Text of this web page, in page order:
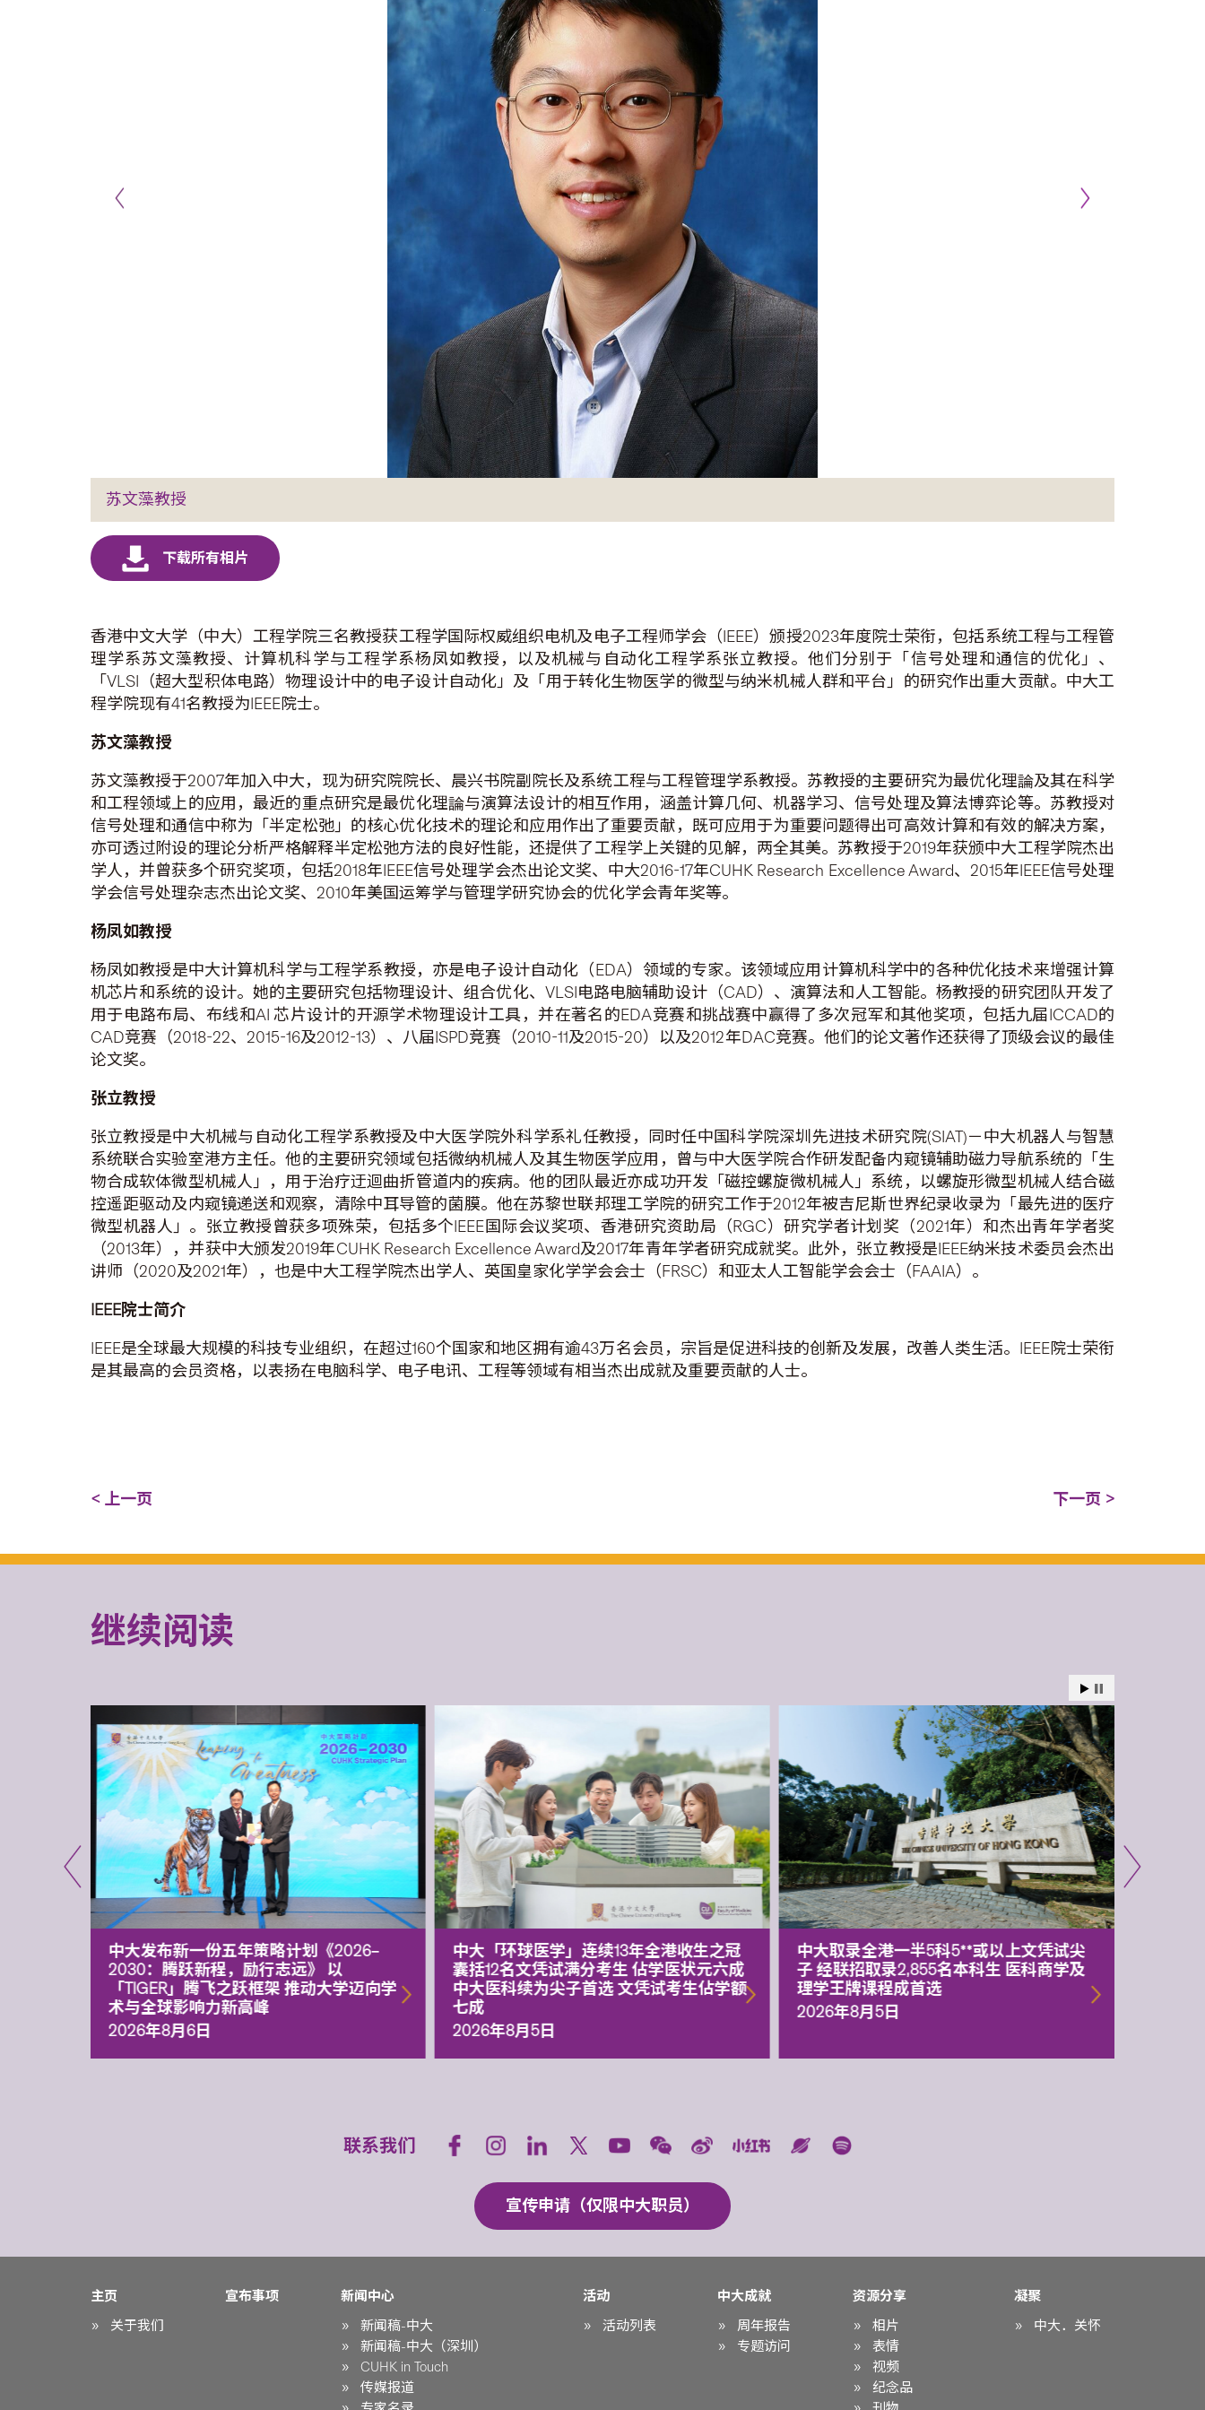
苏文藻教授
香港中文大学（中大）工程学院三名教授获工程学国际权威组织电机及电子工程师学会（IEEE）颁授2023年度院士荣衔，包括系统工程与工程管
理学系苏文藻教授、计算机科学与工程学系杨凤如教授，以及机械与自动化工程学系张立教授。他们分别于「信号处理和通信的优化」、
「VLSI（超大型积体电路）物理设计中的电子设计自动化」及「用于转化生物医学的微型与纳米机械人群和平台」的研究作出重大贡献。中大工
程学院现有41名教授为IEEE院士。
苏文藻教授
苏文藻教授于2007年加入中大，现为研究院院长、晨兴书院副院长及系统工程与工程管理学系教授。苏教授的主要研究为最优化理論及其在科学
和工程领域上的应用，最近的重点研究是最优化理論与演算法设计的相互作用，涵盖计算几何、机器学习、信号处理及算法博弈论等。苏教授对
信号处理和通信中称为「半定松弛」的核心优化技术的理论和应用作出了重要贡献，既可应用于为重要问题得出可高效计算和有效的解决方案，
亦可透过附设的理论分析严格解释半定松弛方法的良好性能，还提供了工程学上关键的见解，两全其美。苏教授于2019年获颁中大工程学院杰出
学人，并曾获多个研究奖项，包括2018年IEEE信号处理学会杰出论文奖、中大2016-17年CUHK Research Excellence Award、2015年IEEE信号处理
学会信号处理杂志杰出论文奖、2010年美国运筹学与管理学研究协会的优化学会青年奖等。
杨凤如教授
杨凤如教授是中大计算机科学与工程学系教授，亦是电子设计自动化（EDA）领域的专家。该领域应用计算机科学中的各种优化技术来增强计算
机芯片和系统的设计。她的主要研究包括物理设计、组合优化、VLSI电路电脑辅助设计（CAD）、演算法和人工智能。杨教授的研究团队开发了
用于电路布局、布线和AI 芯片设计的开源学术物理设计工具，并在著名的EDA竞赛和挑战赛中赢得了多次冠军和其他奖项，包括九届ICCAD的
CAD竞赛（2018-22、2015-16及2012-13）、八届ISPD竞赛（2010-11及2015-20）以及2012年DAC竞赛。他们的论文著作还获得了顶级会议的最佳
论文奖。
张立教授
张立教授是中大机械与自动化工程学系教授及中大医学院外科学系礼任教授，同时任中国科学院深圳先进技术研究院(SIAT)－中大机器人与智慧
系统联合实验室港方主任。他的主要研究领域包括微纳机械人及其生物医学应用，曾与中大医学院合作研发配备内窥镜辅助磁力导航系统的「生
物合成软体微型机械人」，用于治疗迂迴曲折管道内的疾病。他的团队最近亦成功开发「磁控螺旋微机械人」系统，以螺旋形微型机械人结合磁
控遥距驱动及内窥镜递送和观察，清除中耳导管的菌膜。他在苏黎世联邦理工学院的研究工作于2012年被吉尼斯世界纪录收录为「最先进的医疗
微型机器人」。张立教授曾获多项殊荣，包括多个IEEE国际会议奖项、香港研究资助局（RGC）研究学者计划奖（2021年）和杰出青年学者奖
（2013年），并获中大颁发2019年CUHK Research Excellence Award及2017年青年学者研究成就奖。此外，张立教授是IEEE纳米技术委员会杰出
讲师（2020及2021年），也是中大工程学院杰出学人、英国皇家化学学会会士（FRSC）和亚太人工智能学会会士（FAAIA）。
IEEE院士简介
IEEE是全球最大规模的科技专业组织，在超过160个国家和地区拥有逾43万名会员，宗旨是促进科技的创新及发展，改善人类生活。IEEE院士荣衔
是其最高的会员资格，以表扬在电脑科学、电子电讯、工程等领域有相当杰出成就及重要贡献的人士。
< 上一页 下一页 >
继续阅读
中大发布新一份五年策略计划《2026‒
2030：腾跃新程，励行志远》 以
「TIGER」腾飞之跃框架 推动大学迈向学
术与全球影响力新高峰
2026年8月6日
中大「环球医学」连续13年全港收生之冠
囊括12名文凭试满分考生 佔学医状元六成
中大医科续为尖子首选 文凭试考生佔学额
七成
2026年8月5日
中大取录全港一半5科5**或以上文凭试尖
子 经联招取录2,855名本科生 医科商学及
理学王牌课程成首选
2026年8月5日
联系我们
宣传申请（仅限中大职员）
主页
关于我们
宣布事项
新闻中心
新闻稿-中大
新闻稿-中大（深圳）
CUHK in Touch
传媒报道
活动
活动列表
中大成就
周年报告
专题访问
资源分享
相片
表情
视频
纪念品
凝聚
中大．关怀